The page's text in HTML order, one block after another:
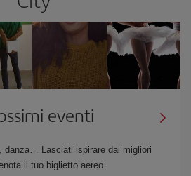
eventi
danza… Lasciati ispirare dai migliori
il tuo biglietto aereo.